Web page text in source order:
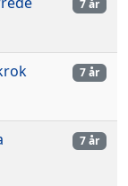
7 år
7 år
7 år